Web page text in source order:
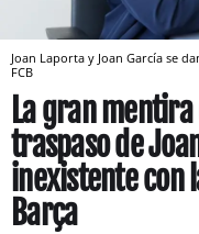
Joan Laporta y Joan García se
FCB
La gran mentira
traspaso de
inexistente con
Barça